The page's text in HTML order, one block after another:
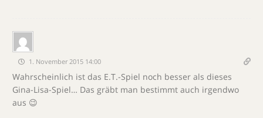
1. November 2015 14:00
Wahrscheinlich ist das E.T.-Spiel noch besser als dieses
Gina-Lisa-Spiel… Das gräbt man bestimmt auch irgendwo
aus 😉